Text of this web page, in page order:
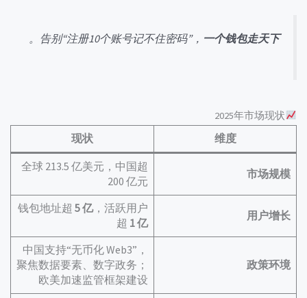
告别“注册10个账号记不住密码”， 一个钱包走天下
。
2025年市场现状
维度
现状
市场规模
全球 213.5 亿美元，中国超
200 亿元
用户增长
钱包地址超 5 亿，活跃用户
超 1 亿
政策环境
中国支持“无币化 Web3”，
聚焦数据要素、数字政务；
欧美加速监管框架建设